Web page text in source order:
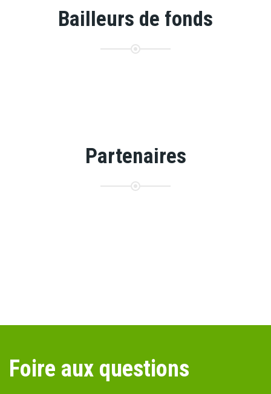
Bailleurs de fonds
Partenaires
Foire aux questions